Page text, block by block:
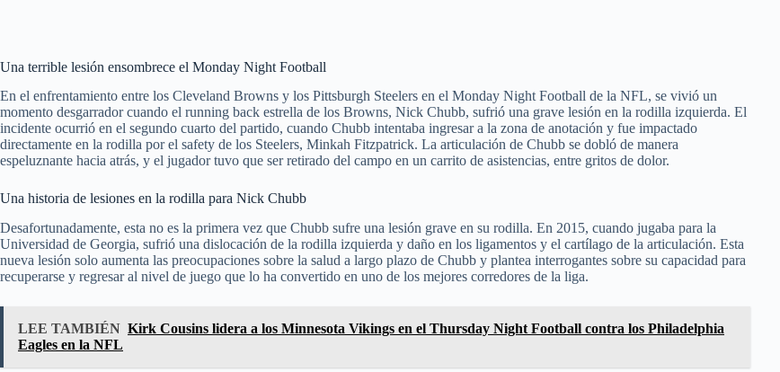
Una terrible lesión ensombrece el Monday Night Football
En el enfrentamiento entre los Cleveland Browns y los Pittsburgh Steelers en el Monday Night Football de la NFL, se vivió un
momento desgarrador cuando el running back estrella de los Browns, Nick Chubb, sufrió una grave lesión en la rodilla izquierda. El
incidente ocurrió en el segundo cuarto del partido, cuando Chubb intentaba ingresar a la zona de anotación y fue impactado
directamente en la rodilla por el safety de los Steelers, Minkah Fitzpatrick. La articulación de Chubb se dobló de manera
espeluznante hacia atrás, y el jugador tuvo que ser retirado del campo en un carrito de asistencias, entre gritos de dolor.
Una historia de lesiones en la rodilla para Nick Chubb
Desafortunadamente, esta no es la primera vez que Chubb sufre una lesión grave en su rodilla. En 2015, cuando jugaba para la
Universidad de Georgia, sufrió una dislocación de la rodilla izquierda y daño en los ligamentos y el cartílago de la articulación. Esta
nueva lesión solo aumenta las preocupaciones sobre la salud a largo plazo de Chubb y plantea interrogantes sobre su capacidad para
recuperarse y regresar al nivel de juego que lo ha convertido en uno de los mejores corredores de la liga.
LEE TAMBIÉN Kirk Cousins lidera a los Minnesota Vikings en el Thursday Night Football contra los Philadelphia
Eagles en la NFL